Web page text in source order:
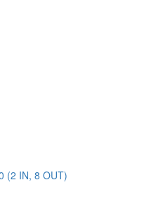
(2 IN, 8 OUT)